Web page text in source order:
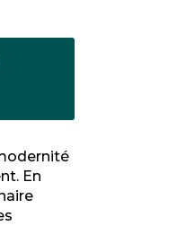
En